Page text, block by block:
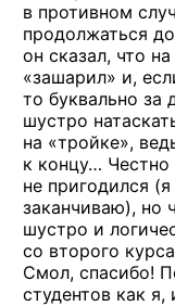
в противном
продолжаться
он сказал, что
«зашарил» и,
то буквально за
шустро
на «тройке»,
к концу… Честно
не пригодился
заканчиваю), но
шустро и
со второго
Смол, спасибо!
студентов как